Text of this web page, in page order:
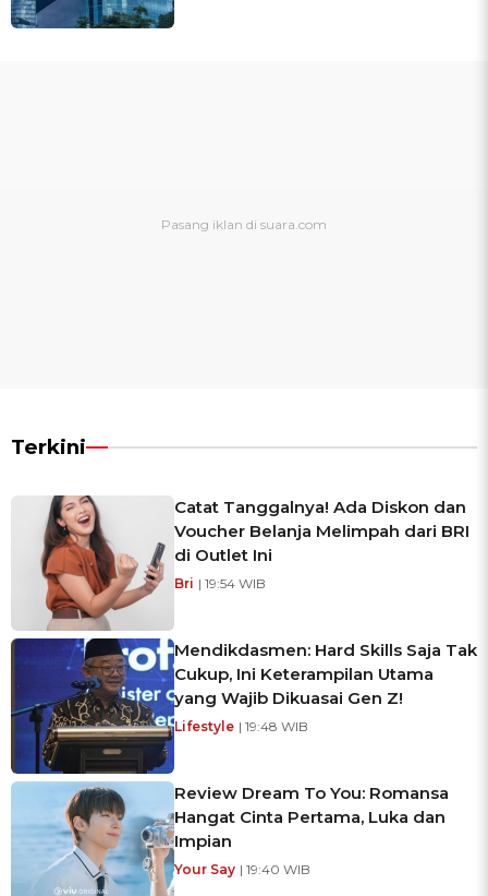
Terkini
Catat Tanggalnya! Ada Diskon dan
Voucher Belanja Melimpah dari BRI
di Outlet Ini
Bri | 19:54 WIB
Mendikdasmen: Hard Skills Saja Tak
Cukup, Ini Keterampilan Utama
yang Wajib Dikuasai Gen Z!
Lifestyle | 19:48 WIB
Review Dream To You: Romansa
Hangat Cinta Pertama, Luka dan
Impian
Your Say | 19:40 WIB